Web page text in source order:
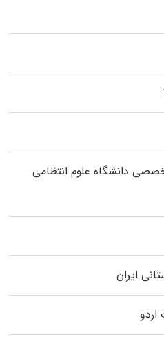
داﻧﺸﮕﺎه ﻋﻠﻮم انتظامی
ایران